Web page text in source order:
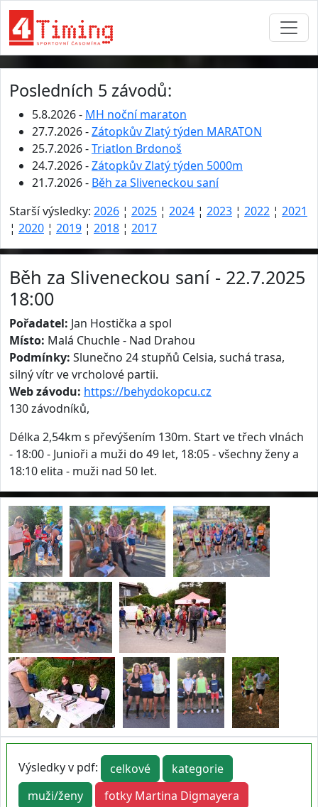
Posledních 5 závodů:
5.8.2026 - MH noční maraton
27.7.2026 -Zátopkův Zlatý týden MARATON
25.7.2026 -Triatlon Brdonoš
24.7.2026 -Zátopkův Zlatý týden 5000m
21.7.2026 - Běh za Sliveneckou saní
Starší výsledky: 2026 ¦ 2025 ¦ 2024 ¦ 2023 ¦ 2022 ¦ 2021
¦ 2020 ¦ 2019 ¦ 2018 ¦ 2017
Běh za Sliveneckou saní - 22.7.2025
18:00
Pořadatel: Jan Hostička a spol
Místo: Malá Chuchle - Nad Drahou
Podmínky: Slunečno 24 stupňů Celsia, suchá trasa,
silný vítr ve vrcholové partii.
Web závodu: https://behydokopcu.cz
130 závodníků,
Délka 2,54km s převýšením 130m. Start ve třech vlnách
- 18:00 - Junioři a muži do 49 let, 18:05 - všechny ženy a
18:10 elita - muži nad 50 let.
Výsledky v pdf: celkové
kategorie
muži/ženy
fotky Martina Digmayera